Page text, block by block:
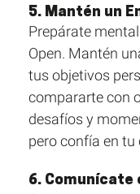
5. Mantén un
Prepárate
Open. Mantén
tus objetivos
compararte con
desafíos y
pero confía en
6. Comunícate